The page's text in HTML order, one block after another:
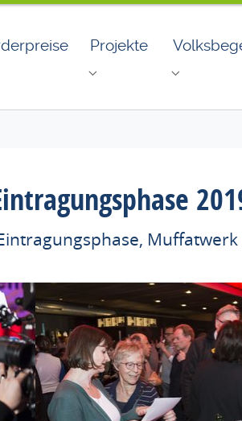
for "Förderpreise"
Projekte
Submenu for
Show larger version for: